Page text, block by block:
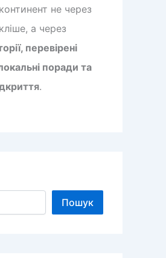
не через
а через
перевірені
поради та
.
Пошук